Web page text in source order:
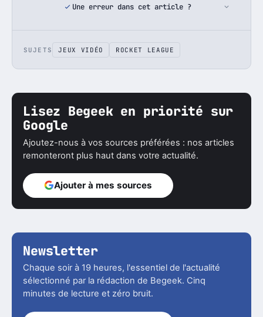
Une erreur dans cet article ?
SUJETS JEUX VIDÉO ROCKET LEAGUE
Lisez Begeek en priorité sur
Google
Ajoutez-nous à vos sources préférées : nos articles
remonteront plus haut dans votre actualité.
Ajouter à mes sources
Newsletter
Chaque soir à 19 heures, l'essentiel de l'actualité
sélectionné par la rédaction de Begeek. Cinq
minutes de lecture et zéro bruit.